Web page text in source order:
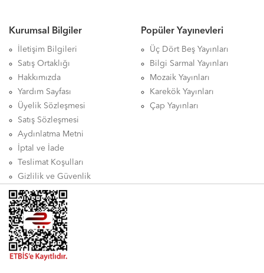
Kurumsal Bilgiler
İletişim Bilgileri
Satış Ortaklığı
Hakkımızda
Yardım Sayfası
Üyelik Sözleşmesi
Satış Sözleşmesi
Aydınlatma Metni
İptal ve İade
Teslimat Koşulları
Gizlilik ve Güvenlik
Popüler Yayınevleri
Üç Dört Beş Yayınları
Bilgi Sarmal Yayınları
Mozaik Yayınları
Karekök Yayınları
Çap Yayınları